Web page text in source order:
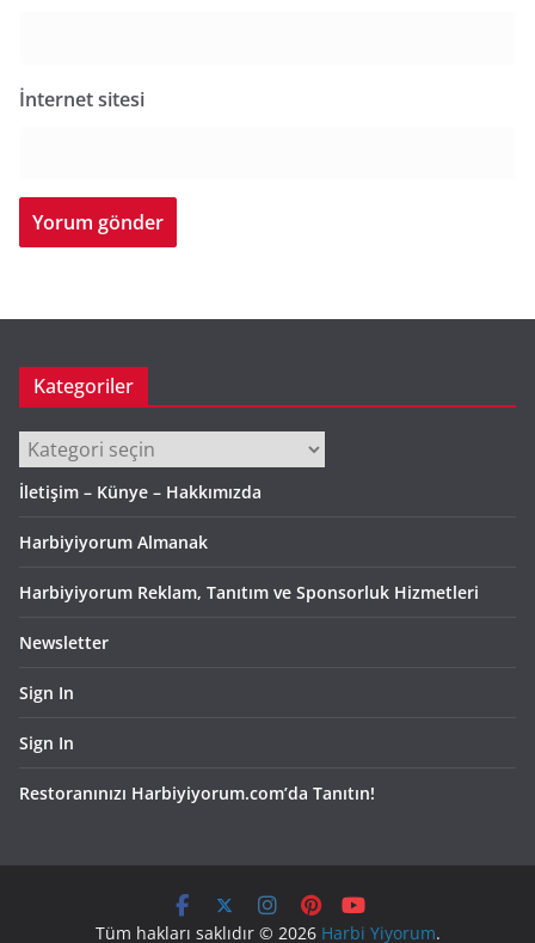
İnternet sitesi
Kategoriler
Kategoriler
İletişim – Künye – Hakkımızda
Harbiyiyorum Almanak
Harbiyiyorum Reklam, Tanıtım ve Sponsorluk Hizmetleri
Newsletter
Sign In
Sign In
Restoranınızı Harbiyiyorum.com’da Tanıtın!
Tüm hakları saklıdır © 2026 Harbi Yiyorum.